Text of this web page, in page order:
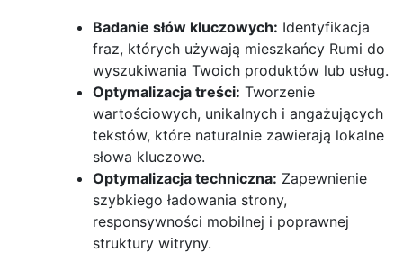
Badanie słów kluczowych: Identyfikacja
fraz, których używają mieszkańcy Rumi do
wyszukiwania Twoich produktów lub usług.
Optymalizacja treści: Tworzenie
wartościowych, unikalnych i angażujących
tekstów, które naturalnie zawierają lokalne
słowa kluczowe.
Optymalizacja techniczna: Zapewnienie
szybkiego ładowania strony,
responsywności mobilnej i poprawnej
struktury witryny.